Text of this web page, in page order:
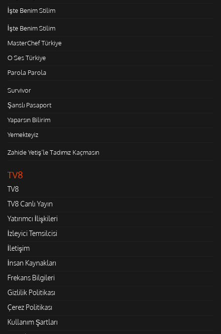
İşte Benim Stilim
İşte Benim Stilim
MasterChef Türkiye
O Ses Türkiye
Parola Parola
Survivor
Şanslı Pasaport
Yaparsın Bilirim
Yemekteyiz
Zahide Yetiş'le Tadımız Kaçmasın
TV8
TV8
TV8 Canlı Yayın
Yatırımcı İlişkileri
İzleyici Temsilcisi
İletişim
İnsan Kaynakları
Frekans Bilgileri
Gizlilik Politikası
Çerez Politikası
Kullanım Şartları